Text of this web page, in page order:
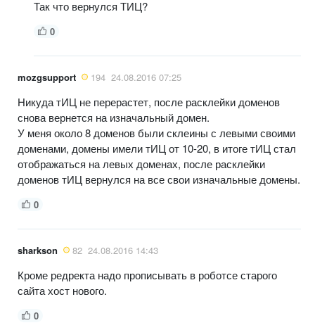
Так что вернулся ТИЦ?
0
mozgsupport 194 24.08.2016 07:25
Никуда тИЦ не перерастет, после расклейки доменов
снова вернется на изначальный домен.
У меня около 8 доменов были склеины с левыми своими
доменами, домены имели тИЦ от 10-20, в итоге тИЦ стал
отображаться на левых доменах, после расклейки
доменов тИЦ вернулся на все свои изначальные домены.
0
sharkson 82 24.08.2016 14:43
Кроме редректа надо прописывать в роботсе старого
сайта хост нового.
0